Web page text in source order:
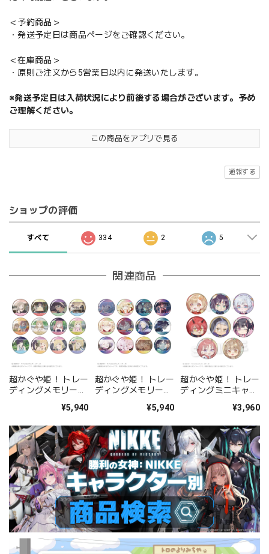
＜予約商品＞
・発送予定日は商品ページをご確認ください。
＜在庫商品＞
・原則ご注文から5営業日以内に発送いたします。
※発送予定日は入荷状況により前後する場合がございます。予め
ご理解ください。
この商品をアプリで見る
通報する
ショップの評価
すべて 334 2 5
関連商品
超かぐや姫！ トレー
ディングメモリーズ
¥5,940
超かぐや姫！ トレー
ディングメモリーズ
¥5,940
超かぐや姫！ トレー
ディングミニキャラ
¥3,960